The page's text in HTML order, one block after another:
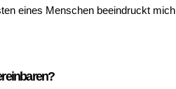
eines Menschen beeindruckt mich